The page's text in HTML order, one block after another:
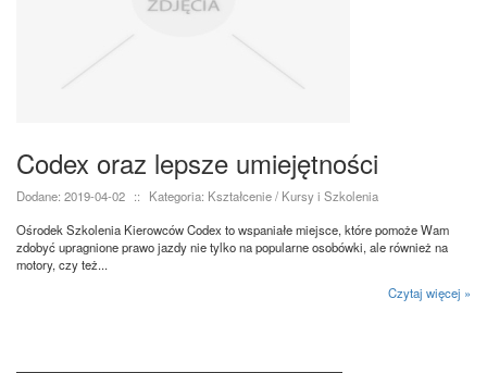
Codex oraz lepsze umiejętności
Dodane: 2019-04-02 ::
Kategoria: Kształcenie / Kursy i Szkolenia
Ośrodek Szkolenia Kierowców Codex to wspaniałe miejsce, które pomoże Wam
zdobyć upragnione prawo jazdy nie tylko na popularne osobówki, ale również na
motory, czy też...
Czytaj więcej »